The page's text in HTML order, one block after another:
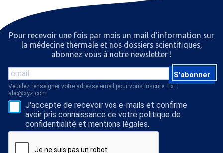
Pour recevoir une fois par mois un mail d'information sur
la médecine thermale et nos dossiers scientiﬁques,
abonnez vous à notre newsletter !
S'abonner
Veuillez renseigner votre adresse email pour vous inscrire. Ex. :
abc@xyz.com
J'accepte de recevoir vos e-mails et confirme
avoir pris connaissance de votre politique de
confidentialité et mentions légales.